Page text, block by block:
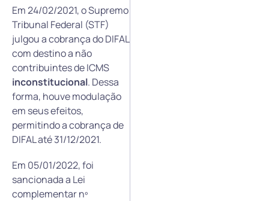
Em 24/02/2021, o Supremo
Tribunal Federal (STF)
julgou a cobrança do DIFAL
com destino a não
contribuintes de ICMS
inconstitucional. Dessa
forma, houve modulação
em seus efeitos,
permitindo a cobrança de
DIFAL até 31/12/2021.
Em 05/01/2022, foi
sancionada a Lei
complementar nº